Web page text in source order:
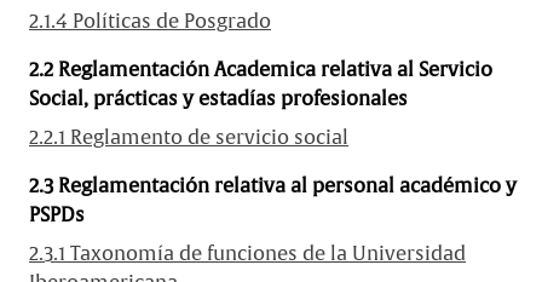
2.1.4 Políticas de Posgrado
2.2 Reglamentación Academica relativa al Servicio
Social, prácticas y estadías profesionales
2.2.1 Reglamento de servicio social
2.3 Reglamentación relativa al personal académico y
PSPDs
2.3.1 Taxonomía de funciones de la Universidad